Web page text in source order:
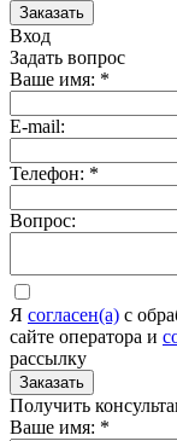
Заказать
Вход
Задать вопрос
Ваше имя: *
E-mail:
Телефон: *
Вопрос:
Я согласен(а) c
сайте оператора и
рассылку
Заказать
Получить
Ваше имя: *